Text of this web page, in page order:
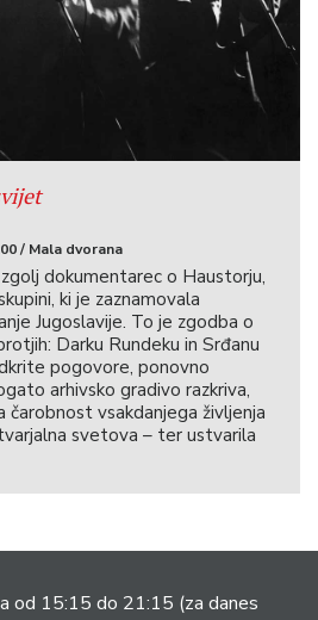
/ Mala dvorana
dokumentarec o Haustorju,
ki je zaznamovala
Jugoslavije. To je zgodba o
Darku Rundeku in Srđanu
pogovore, ponovno
arhivsko gradivo razkriva,
vsakdanjega življenja
svetova – ter ustvarila
od 15:15 do 21:15 (za danes